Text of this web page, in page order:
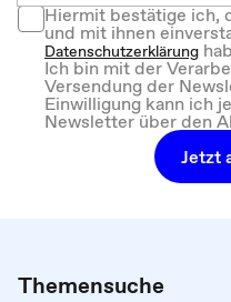
Hiermit bestätige ich,
und mit ihnen
Datenschutzerklärung
Ich bin mit der
Versendung der
Einwilligung kann ich
Newsletter über den
Jetzt
Themensuche